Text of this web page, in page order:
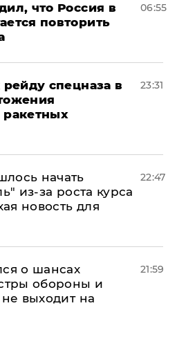
что Россия в
повторить
06:55
спецназа в
ракетных
23:31
начать
из-за роста курса
новость для
22:47
о шансах
обороны и
выходит на
21:59